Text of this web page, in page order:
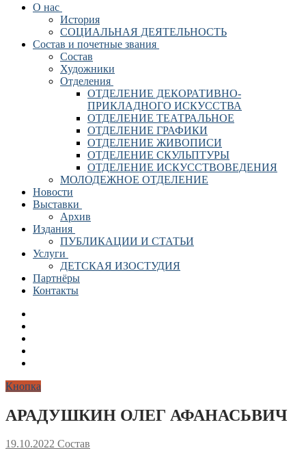
О нас
История
СОЦИАЛЬНАЯ ДЕЯТЕЛЬНОСТЬ
Состав и почетные звания
Состав
Художники
Отделения
ОТДЕЛЕНИЕ ДЕКОРАТИВНО-
ПРИКЛАДНОГО ИСКУССТВА
ОТДЕЛЕНИЕ ТЕАТРАЛЬНОЕ
ОТДЕЛЕНИЕ ГРАФИКИ
ОТДЕЛЕНИЕ ЖИВОПИСИ
ОТДЕЛЕНИЕ СКУЛЬПТУРЫ
ОТДЕЛЕНИЕ ИСКУССТВОВЕДЕНИЯ
МОЛОДЕЖНОЕ ОТДЕЛЕНИЕ
Новости
Выставки
Архив
Издания
ПУБЛИКАЦИИ И СТАТЬИ
Услуги
ДЕТСКАЯ ИЗОСТУДИЯ
Партнёры
Контакты
Кнопка
АРАДУШКИН ОЛЕГ АФАНАСЬВИЧ
19.10.2022 Состав